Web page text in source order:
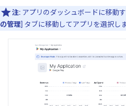
注: アプリのダッシュボードに移動
の管理 ] タブに移動してアプリを選択しま